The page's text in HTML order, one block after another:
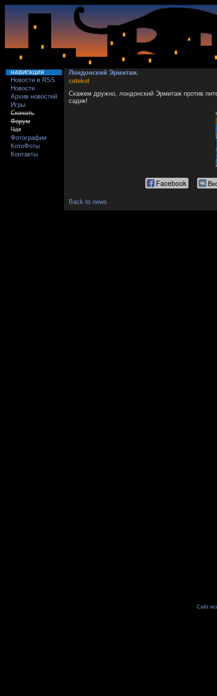
НАВИГАЦИЯ
Новости в RSS
Новости
Архив новостей
Игры
Скачать
Форум
Чат
Фотографии
КотоФоты
Контакты
Лондонский Эрмитаж.
cetekot
Скажем дружно, лондонский Эрмитаж против
садик!
Facebook
Back to news
Сайт